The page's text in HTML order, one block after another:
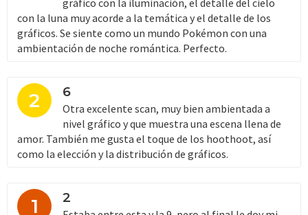
con la luna muy acorde a la temática y el detalle de los
gráficos. Se siente como un mundo Pokémon con una
ambientación de noche romántica. Perfecto.
2 6
Otra excelente scan, muy bien ambientada a
nivel gráfico y que muestra una escena llena de
amor. También me gusta el toque de los hoothoot, así
como la elección y la distribución de gráficos.
1 2